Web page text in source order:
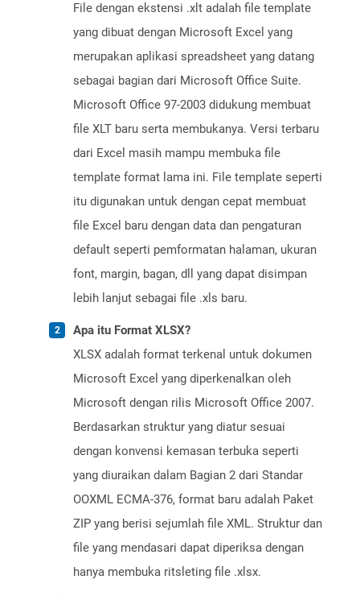
File dengan ekstensi .xlt adalah file template
yang dibuat dengan Microsoft Excel yang
merupakan aplikasi spreadsheet yang datang
sebagai bagian dari Microsoft Office Suite.
Microsoft Office 97-2003 didukung membuat
file XLT baru serta membukanya. Versi terbaru
dari Excel masih mampu membuka file
template format lama ini. File template seperti
itu digunakan untuk dengan cepat membuat
file Excel baru dengan data dan pengaturan
default seperti pemformatan halaman, ukuran
font, margin, bagan, dll yang dapat disimpan
lebih lanjut sebagai file .xls baru.
Apa itu Format XLSX?
XLSX adalah format terkenal untuk dokumen
Microsoft Excel yang diperkenalkan oleh
Microsoft dengan rilis Microsoft Office 2007.
Berdasarkan struktur yang diatur sesuai
dengan konvensi kemasan terbuka seperti
yang diuraikan dalam Bagian 2 dari Standar
OOXML ECMA-376, format baru adalah Paket
ZIP yang berisi sejumlah file XML. Struktur dan
file yang mendasari dapat diperiksa dengan
hanya membuka ritsleting file .xlsx.